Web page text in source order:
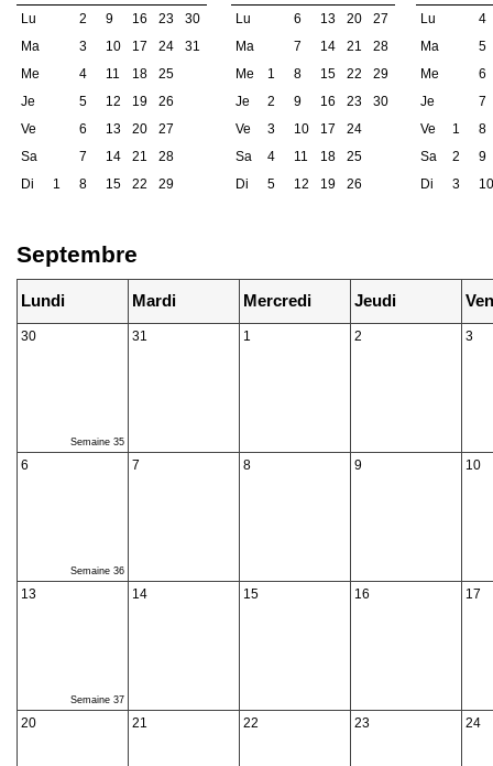
Lu
2 9 16 23
30
Ma
3 10 17 24
31
Me
4 11 18
25
Je
5 12 19
26
Ve
6 13 20
27
Sa
7 14 21
28
Di
1 8 15 22 29
Lu
6 13 20
27
Ma
7 14 21
28
Me
1 8 15 22
29
Je
2 9 16 23
30
Ve
3 10 17
24
Sa
4 11 18
25
Di
5 12 19 26
Lu
4
Ma
5
Me
6
Je
7
Ve
1
8
Sa
2
9
Di
3 10
Septembre
Lundi Mardi Mercredi Jeudi
30
Semaine 35
31 1 2 3
6
Semaine 36
7 8 9 10
13
Semaine 37
14 15 16 17
20 21 22 23 24